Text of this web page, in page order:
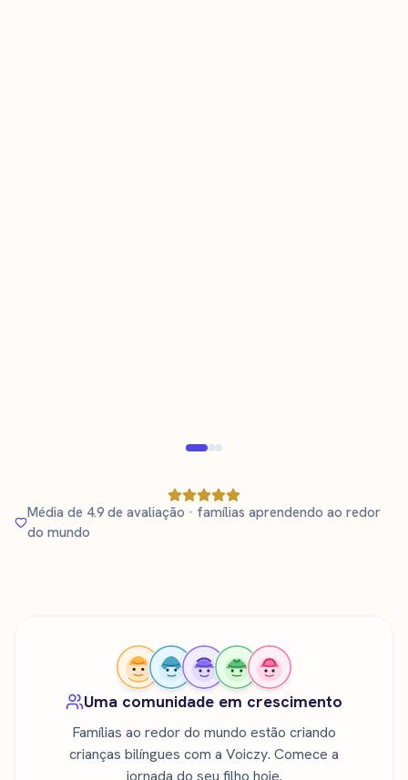
Média de 4.9 de avaliação · famílias aprendendo ao redor
do mundo
Uma comunidade em crescimento
Famílias ao redor do mundo estão criando
crianças bilíngues com a Voiczy. Comece a
jornada do seu filho hoje.